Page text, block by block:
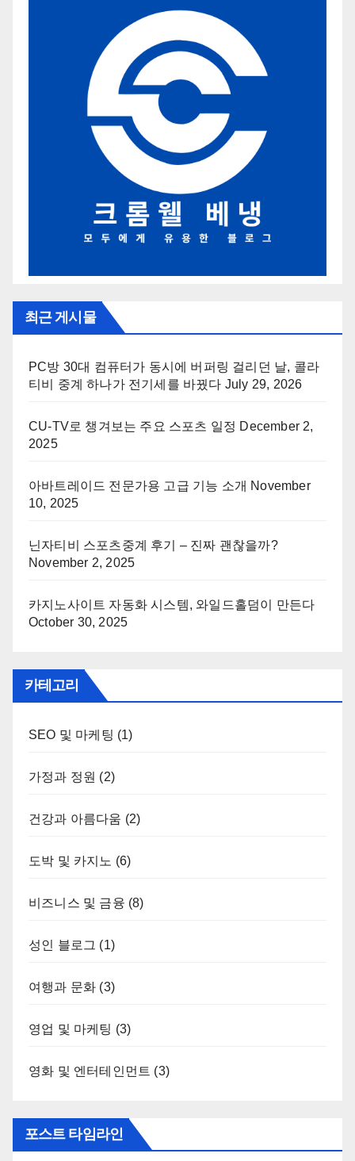
최근 게시물
PC방 30대 컴퓨터가 동시에 버퍼링 걸리던 날, 콜라
티비 중계 하나가 전기세를 바꿨다 July 29, 2026
CU-TV로 챙겨보는 주요 스포츠 일정 December 2,
2025
아바트레이드 전문가용 고급 기능 소개 November
10, 2025
닌자티비 스포츠중계 후기 – 진짜 괜찮을까?
November 2, 2025
카지노사이트 자동화 시스템, 와일드홀덤이 만든다
October 30, 2025
카테고리
SEO 및 마케팅 (1)
가정과 정원 (2)
건강과 아름다움 (2)
도박 및 카지노 (6)
비즈니스 및 금융 (8)
성인 블로그 (1)
여행과 문화 (3)
영업 및 마케팅 (3)
영화 및 엔터테인먼트 (3)
포스트 타임라인